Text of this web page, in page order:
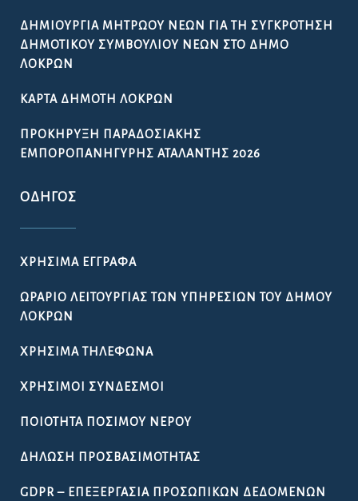
ΔΗΜΙΟΥΡΓΊΑ ΜΗΤΡΏΟΥ ΝΈΩΝ ΓΙΑ ΤΗ ΣΥΓΚΡΌΤΗΣΗ
ΔΗΜΟΤΙΚΟΎ ΣΥΜΒΟΥΛΊΟΥ ΝΈΩΝ ΣΤΟ ΔΉΜΟ
ΛΟΚΡΏΝ
ΚΆΡΤΑ ΔΗΜΌΤΗ ΛΟΚΡΏΝ
ΠΡΟΚΉΡΥΞΗ ΠΑΡΑΔΟΣΙΑΚΉΣ
ΕΜΠΟΡΟΠΑΝΉΓΥΡΗΣ ΑΤΑΛΆΝΤΗΣ 2026
ΟΔΗΓΌΣ
ΧΡΉΣΙΜΑ ΈΓΓΡΑΦΑ
ΩΡΆΡΙΟ ΛΕΙΤΟΥΡΓΊΑΣ ΤΩΝ ΥΠΗΡΕΣΙΏΝ ΤΟΥ ΔΉΜΟΥ
ΛΟΚΡΏΝ
ΧΡΉΣΙΜΑ ΤΗΛΈΦΩΝΑ
ΧΡΉΣΙΜΟΙ ΣΎΝΔΕΣΜΟΙ
ΠΟΙΌΤΗΤΑ ΠΌΣΙΜΟΥ ΝΕΡΟΎ
ΔΉΛΩΣΗ ΠΡΟΣΒΑΣΙΜΌΤΗΤΑΣ
GDPR – ΕΠΕΞΕΡΓΑΣΙΑ ΠΡΟΣΩΠΙΚΩΝ ΔΕΔΟΜΕΝΩΝ